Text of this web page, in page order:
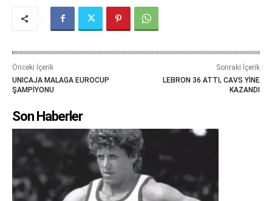
Önceki İçerik
UNICAJA MALAGA EUROCUP
ŞAMPİYONU
Sonraki İçerik
LEBRON 36 ATTI, CAVS YİNE
KAZANDI
Son Haberler